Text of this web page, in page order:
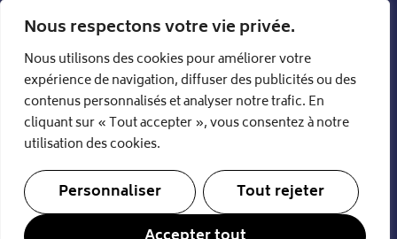
Nous respectons votre vie privée.
Nous utilisons des cookies pour améliorer votre
expérience de navigation, diffuser des publicités ou des
contenus personnalisés et analyser notre trafic. En
cliquant sur « Tout accepter », vous consentez à notre
utilisation des cookies.
Personnaliser
Tout rejeter
40
94
85
35
© 2026-
CIPAL
Mentions légales
Politique de confidentialité